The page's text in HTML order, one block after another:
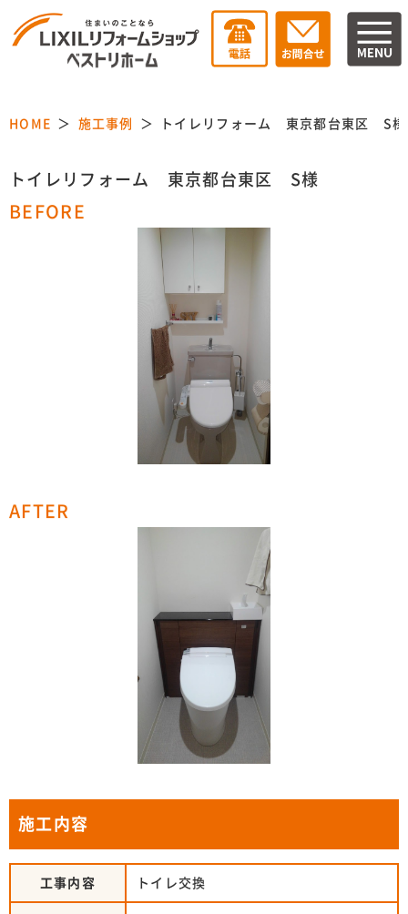
HOME 施工事例 トイレリフォーム 東京都台東区 S様
トイレリフォーム 東京都台東区 S様
BEFORE
AFTER
施工内容
工事内容 トイレ交換